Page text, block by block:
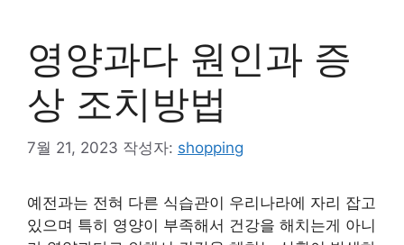
영양과다 원인과 증
상 조치방법
7월 21, 2023 작성자: shopping
예전과는 전혀 다른 식습관이 우리나라에 자리 잡고
있으며 특히 영양이 부족해서 건강을 해치는게 아니